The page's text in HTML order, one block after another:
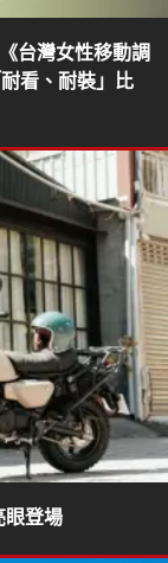
台灣女性移動調
看、耐裝」比
眼登場